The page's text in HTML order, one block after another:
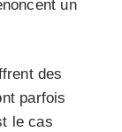
un
des
parfois
le cas